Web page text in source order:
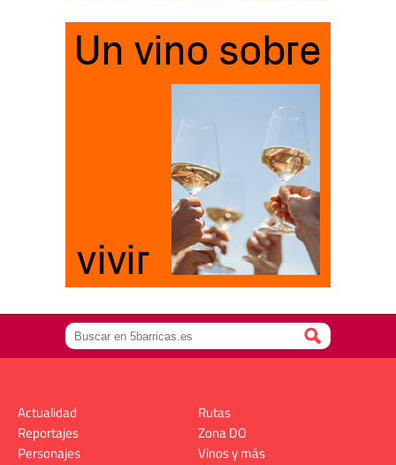
Actualidad
Reportajes
Personajes
Rutas
Zona DO
Vinos y más